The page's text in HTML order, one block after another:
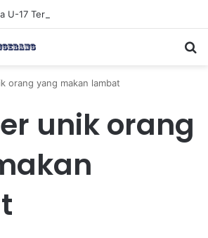
orang yang makan lambat
unik orang